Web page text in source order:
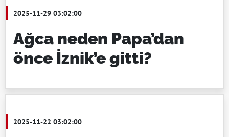
2025-11-29 03:02:00
Ağca neden Papa’dan
önce İznik’e gitti?
2025-11-22 03:02:00